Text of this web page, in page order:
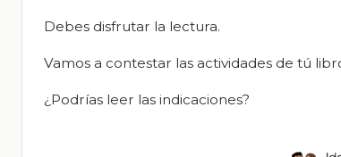
Debes disfrutar la lectura.
Vamos a contestar las actividades de tú
¿Podrías leer las indicaciones?